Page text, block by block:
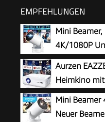
EMPFEHLUNGEN
Mini
4K/1080P
WiFi 6
Trapezkorrektur
kleinen Raum
Aurzen
Heimkino
Mini Beamer
Neuer